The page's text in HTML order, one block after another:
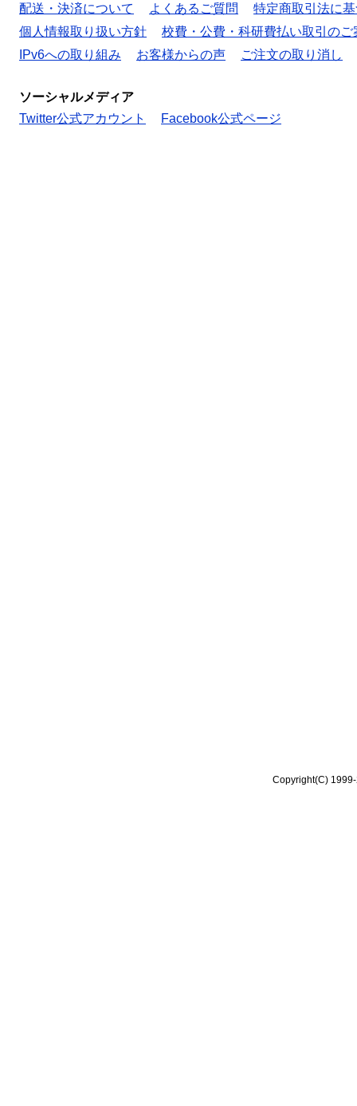
配送・決済について
よくあるご質問
特定商取引法に
個人情報取り扱い方針
校費・公費・科研費払い取引のご
IPv6への取り組み
お客様からの声 ご注文の取り消し
ソーシャルメディア
Twitter公式アカウント
Facebook公式ページ
Copyright(C)